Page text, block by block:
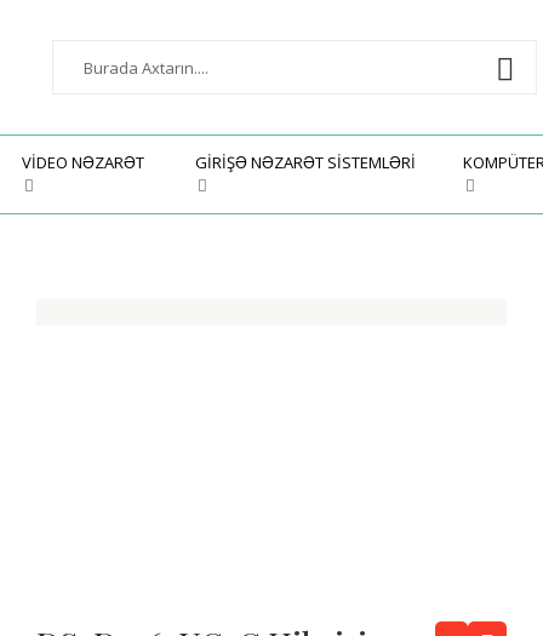
VIDEO NƏZARƏT GIRIŞƏ NƏZARƏT SISTEMLƏRI